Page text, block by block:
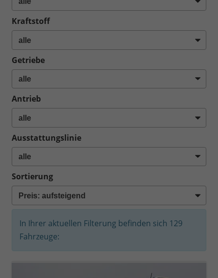
Kraftstoff
Getriebe
Antrieb
Ausstattungslinie
Sortierung
In Ihrer aktuellen Filterung befinden sich 129
Fahrzeuge: